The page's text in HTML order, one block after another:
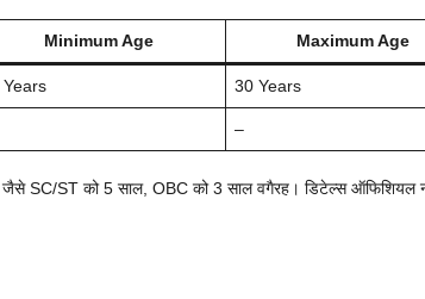
Minimum Age Maximum Age
Years 30 Years
–
जैसे SC/ST को 5 साल, OBC को 3 साल वगैरह। डिटेल्स